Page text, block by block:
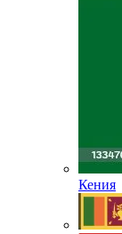
Кения